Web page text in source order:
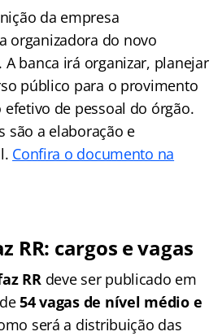
da empresa
organizadora do novo
A banca irá organizar, planejar
público para o provimento
de pessoal do órgão.
são a elaboração e
Confira o documento na
RR: cargos e vagas
RRdeve ser publicado em
54 vagas de nível médio e
será a distribuição das